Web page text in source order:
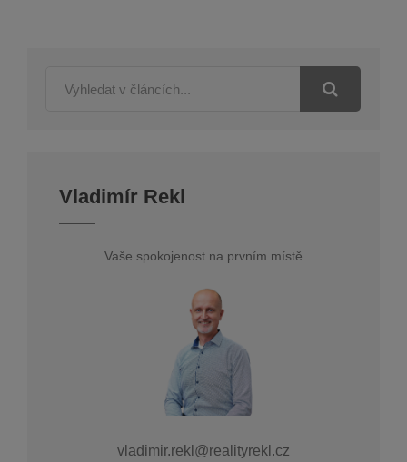
Vladimír Rekl
Vaše spokojenost na prvním místě
vladimir.rekl@realityrekl.cz